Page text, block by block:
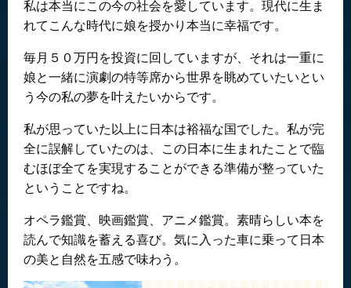
私は本当にこの今の社会を愛しています。現代に生ま
れてこんな時代に娘を授かり本当に幸福です。
毎月５０万円を投資に回していますが、それは一重に
娘と一緒に演劇の特等席から世界を眺めていたいとい
う今の私の夢を叶えたいからです。
私が思っていた以上に日本は裕福な国でした。私が完
全に誤解していたのは、この日本に生まれたことで臨
むほぼ全てを実現することができる準備が整っていた
ということですね。
オペラ鑑賞、映画鑑賞、アニメ鑑賞。素晴らしい本を
読んで知識を蓄える喜び。気に入った車に乗って日本
の美と自然を五感で味わう。